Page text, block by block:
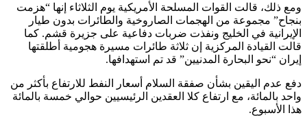
ومع ذلك، قالت القوات المسلحة الأمريكية يوم الثلاثاء إنها “هزمت
بنجاح” مجموعة من الهجمات الصاروخية والطائرات بدون طيار
الإيرانية في الخليج ونفذت ضربات دفاعية على جزيرة قشم. كما
قالت القيادة المركزية إن ثلاثة طائرات مسيرة هجومية أطلقتها
إيران “نحو البحارة المدنيين” قد تم استهدافها.
دفع عدم اليقين بشأن صفقة السلام أسعار النفط للارتفاع بأكثر من
واحد بالمائة، مع ارتفاع كلا العقدين الرئيسيين حوالي خمسة بالمائة
هذا الأسبوع.